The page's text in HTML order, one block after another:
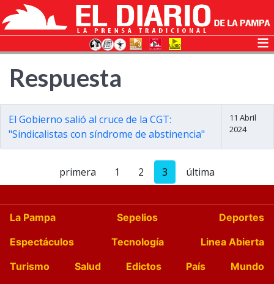
Respuesta
El Gobierno salió al cruce de la CGT:
"Sindicalistas con síndrome de abstinencia"
11 Abril
2024
primera 1 2 3 última
La Pampa Sepelios
Deportes
Espectáculos
Tecnología
Linea Abierta
Turismo
Salud Edictos País
Mundo